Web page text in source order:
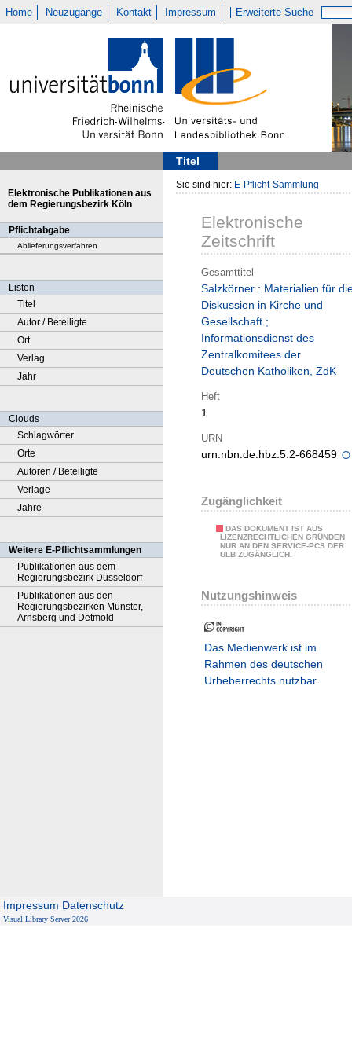
Home Neuzugänge Kontakt Impressum Erweiterte Suche
Titel
Elektronische Publikationen aus
dem Regierungsbezirk Köln
Pflichtabgabe
Ablieferungsverfahren
Listen
Titel
Autor / Beteiligte
Ort
Verlag
Jahr
Clouds
Schlagwörter
Orte
Autoren / Beteiligte
Verlage
Jahre
Weitere E-Pflichtsammlungen
Publikationen aus dem
Regierungsbezirk Düsseldorf
Publikationen aus den
Regierungsbezirken Münster,
Arnsberg und Detmold
Sie sind hier: E-Pflicht-Sammlung
Elektronische
Zeitschrift
Gesamttitel
Salzkörner : Materialien für
Diskussion in Kirche und
Gesellschaft ;
Informationsdienst des
Zentralkomitees der
Deutschen Katholiken, ZdK
Heft
1
URN
urn:nbn:de:hbz:5:2-668459
Zugänglichkeit
DAS DOKUMENT IST AUS
LIZENZRECHTLICHEN GRÜNDEN
NUR AN DEN SERVICE-PCS DER
ULB ZUGÄNGLICH.
Nutzungshinweis
Das Medienwerk ist im
Rahmen des deutschen
Urheberrechts nutzbar.
Impressum Datenschutz
Visual Library Server 2026